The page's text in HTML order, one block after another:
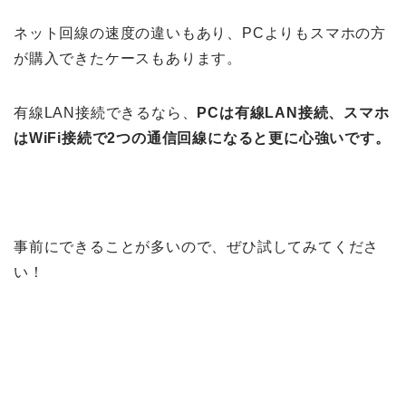
ネット回線の速度の違いもあり、PCよりもスマホの方
が購入できたケースもあります。
有線LAN接続できるなら、
PCは有線LAN接続、スマホ
はWiFi接続で2つの通信回線になると更に心強いです。
事前にできることが多いので、ぜひ試してみてくださ
い！